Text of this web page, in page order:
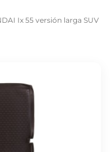
Ix 55 versión larga SUV